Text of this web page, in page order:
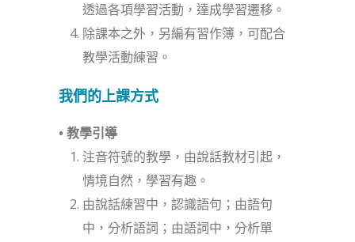
透過各項學習活動，達成學習遷移。
除課本之外，另編有習作簿，可配合
教學活動練習。
我們的上課方式
• 教學引導
注音符號的教學，由說話教材引起，
情境自然，學習有趣。
由說話練習中，認識語句；由語句
中，分析語詞；由語詞中，分析單